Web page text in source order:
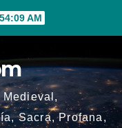
AM
Sacra, Profana,